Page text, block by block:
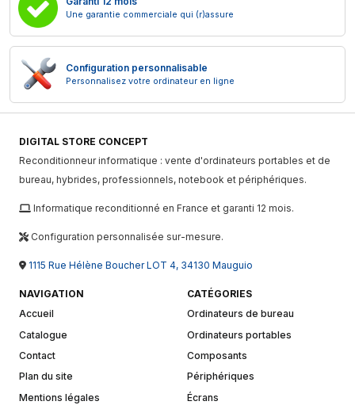
Une garantie commerciale qui (r)assure
Configuration personnalisable
Personnalisez votre ordinateur en ligne
DIGITAL STORE CONCEPT
Reconditionneur informatique : vente d'ordinateurs portables et de
bureau, hybrides, professionnels, notebook et périphériques.
Informatique reconditionné en France et garanti 12 mois.
Configuration personnalisée sur-mesure.
1115 Rue Hélène Boucher LOT 4, 34130 Mauguio
NAVIGATION
Accueil
Catalogue
Contact
Plan du site
Mentions légales
CATÉGORIES
Ordinateurs de bureau
Ordinateurs portables
Composants
Périphériques
Écrans